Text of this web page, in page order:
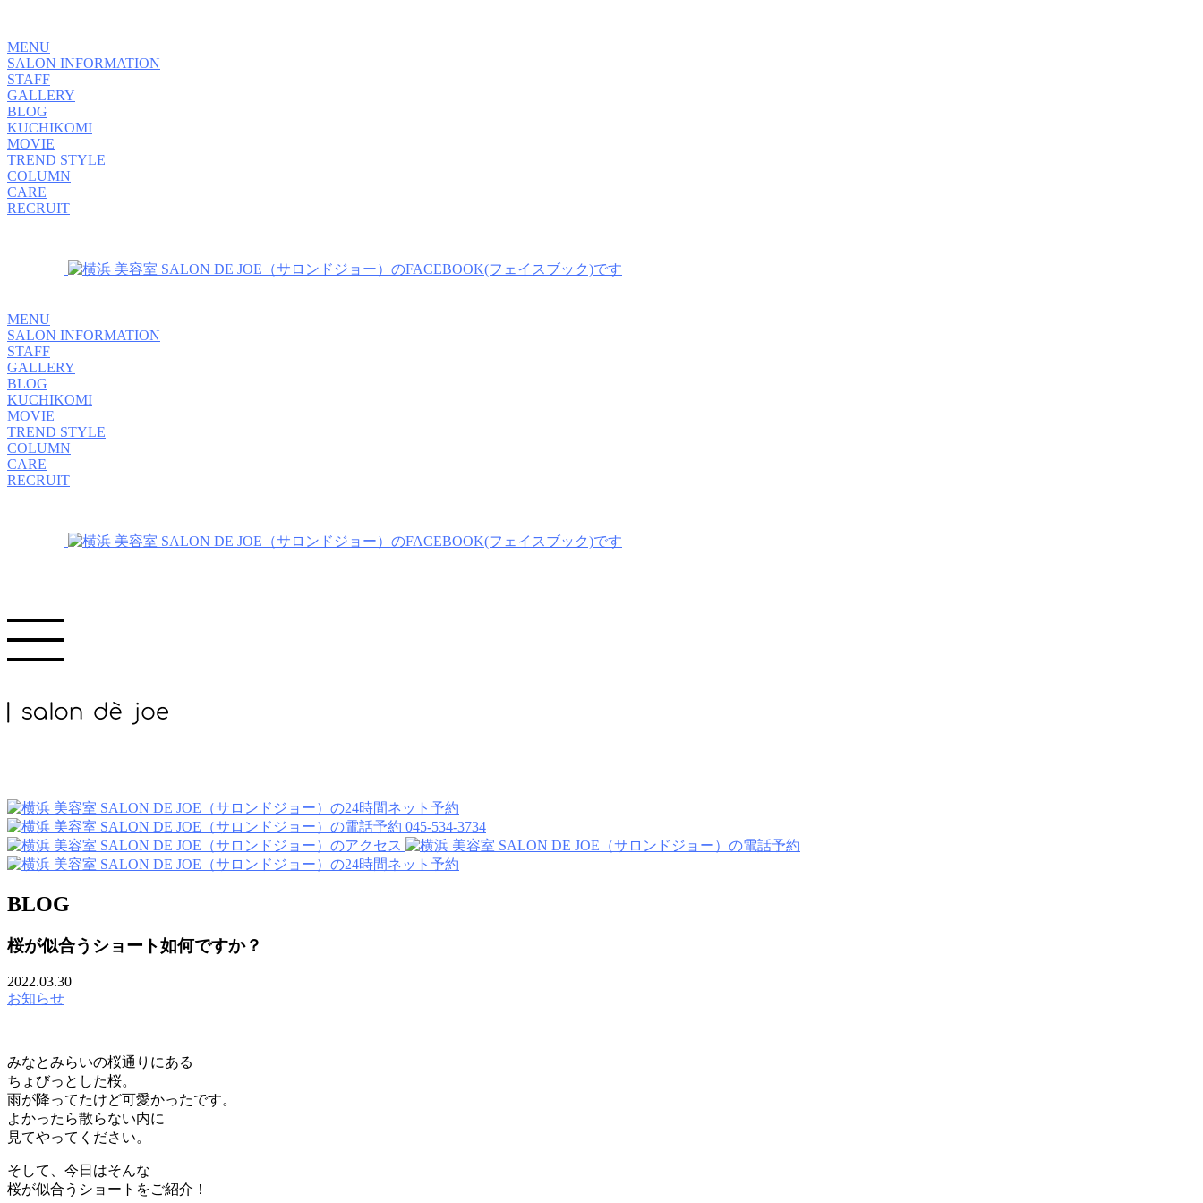
MENU
SALON INFORMATION
STAFF
GALLERY
BLOG
KUCHIKOMI
MOVIE
TREND STYLE
COLUMN
CARE
RECRUIT
MENU
SALON INFORMATION
STAFF
GALLERY
BLOG
KUCHIKOMI
MOVIE
TREND STYLE
COLUMN
CARE
RECRUIT
045-534-3734
BLOG
桜が似合うショート如何ですか？
2022.03.30
お知らせ
みなとみらいの桜通りにある
ちょびっとした桜。
雨が降ってたけど可愛かったです。
よかったら散らない内に
見てやってください。
そして、今日はそんな
桜が似合うショートをご紹介！